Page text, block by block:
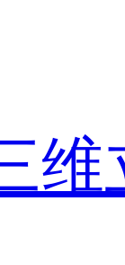
维